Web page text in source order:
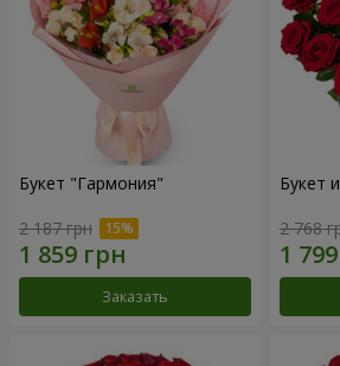
Букет "Гармония"
2 187 грн
Заказать
Букет
2 768